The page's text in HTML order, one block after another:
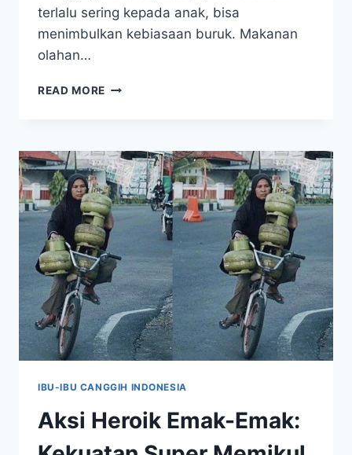
terlalu sering kepada anak, bisa
menimbulkan kebiasaan buruk. Makanan
olahan…
READ MORE BUN!
MAKANAN
OLAHAN
KE
ANAK,
NANTI
KECANDUAN
IBU-IBU CANGGIH INDONESIA
Aksi Heroik Emak-Emak: